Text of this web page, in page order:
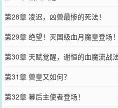
第28章 凌迟，凶兽最惨的死法！
第29章 绝望！灭国级血月魔皇登场！
第30章 天赋觉醒，谢恒的血魔流战法
第31章 兽皇又如何？
第32章 幕后主使者登场！